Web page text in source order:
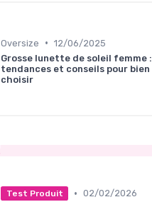
Oversize • 12/06/2025
Grosse lunette de soleil femme :
tendances et conseils pour bien
choisir
Test Produit • 02/02/2026